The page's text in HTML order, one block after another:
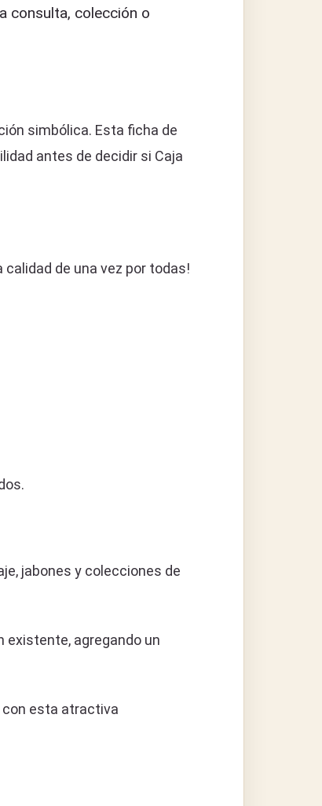
consulta, colección o
simbólica. Esta ficha de
antes de decidir si Caja
calidad de una vez por todas!
jabones y colecciones de
existente, agregando un
con esta atractiva